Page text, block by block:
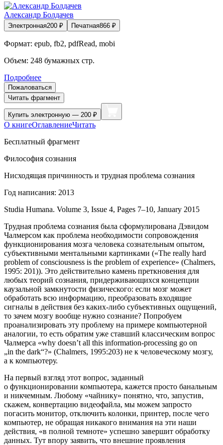
Александр Болдачев
Электронная200 ₽ Печатная866 ₽
Формат: epub, fb2, pdfRead, mobi
Объем: 248 бумажных стр.
Подробнее
Пожаловаться
Читать фрагмент
Купить электронную — 200 ₽
О книгеОглавлениеЧитать
Бесплатный фрагмент
Философия сознания
Нисходящая причинность и трудная проблема сознания
Год написания: 2013
Studia Humana. Volume 3, Issue 4, Pages 7–10, January 2015
Трудная проблема сознания была сформулирована Дэвидом
Чалмерсом как проблема необходимости сопровождения
функционирования мозга человека сознательным опытом,
субъективными ментальными картинками («The really hard
problem of consciousness is the problem of experience» (Chalmers,
1995: 201)). Это действительно камень преткновения для
любых теорий сознания, придерживающихся концепции
каузальной замкнутости физического: если мозг может
обработать всю информацию, преобразовать входящие
сигналы в действия без каких-либо субъективных ощущений,
то зачем мозгу вообще нужно сознание? Попробуем
проанализировать эту проблему на примере компьютерной
аналогии, то есть обратим уже ставший классическим вопрос
Чалмерса «why doesn’t all this information-processing go on
„in the dark“?» (Chalmers, 1995:203) не к человеческому мозгу,
а к компьютеру.
На первый взгляд этот вопрос, заданный
о функционировании компьютера, кажется просто банальным
и никчемным. Любому «чайнику» понятно, что, запустив,
скажем, конвертацию видеофайла, мы можем запросто
погасить монитор, отключить колонки, принтер, после чего
компьютер, не обращая никакого внимания на эти наши
действия, «в полной темноте» успешно завершит обработку
данных. Тут впору заявить, что внешние проявления